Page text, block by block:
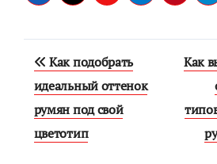
Навигация
по
записям
Как подобрать
идеальный оттенок
румян под свой
цветотип
Как